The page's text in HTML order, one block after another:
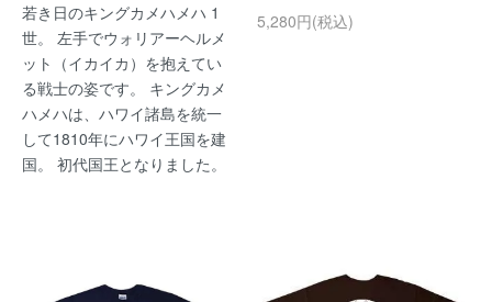
若き日のキングカメハメハ 1
世。 左手でウォリアーヘルメ
ット（イカイカ）を抱えてい
る戦士の姿です。 キングカメ
ハメハは、ハワイ諸島を統一
して1810年にハワイ王国を建
国。 初代国王となりました。
5,280円(税込)